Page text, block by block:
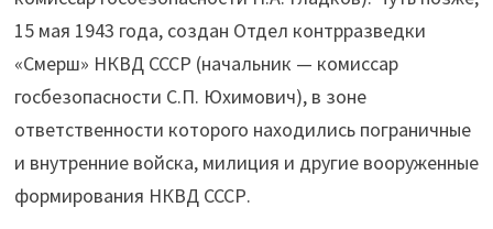
15 мая 1943 года, создан Отдел контрразведки
«Смерш» НКВД СССР (начальник — комиссар
госбезопасности С.П. Юхимович), в зоне
ответственности которого находились пограничные
и внутренние войска, милиция и другие вооруженные
формирования НКВД СССР.